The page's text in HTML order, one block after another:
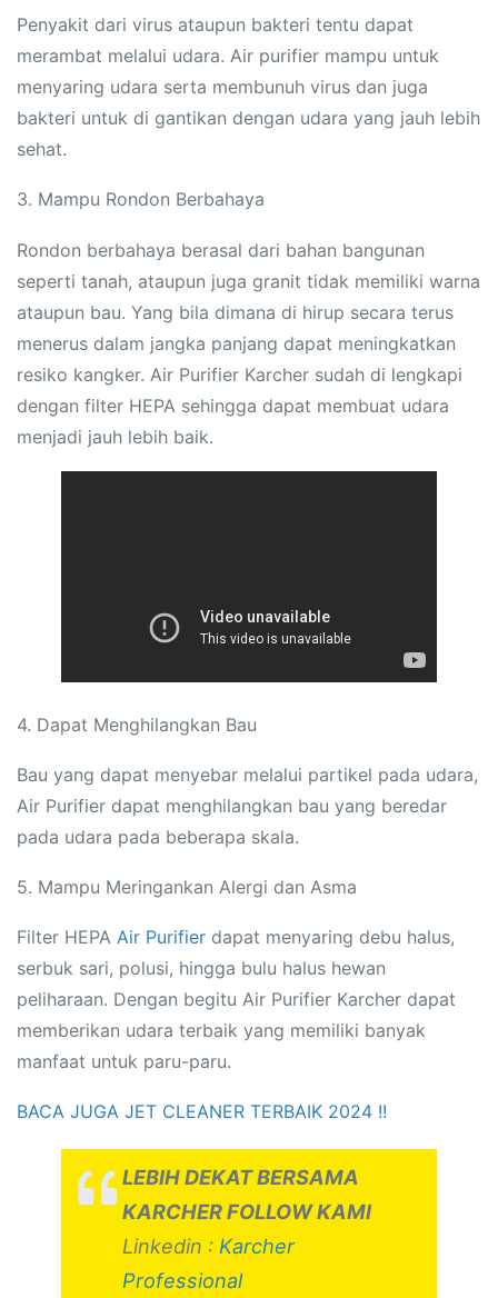
Penyakit dari virus ataupun bakteri tentu dapat
merambat melalui udara. Air purifier mampu untuk
menyaring udara serta membunuh virus dan juga
bakteri untuk di gantikan dengan udara yang jauh lebih
sehat.
3. Mampu Rondon Berbahaya
Rondon berbahaya berasal dari bahan bangunan
seperti tanah, ataupun juga granit tidak memiliki warna
ataupun bau. Yang bila dimana di hirup secara terus
menerus dalam jangka panjang dapat meningkatkan
resiko kangker. Air Purifier Karcher sudah di lengkapi
dengan filter HEPA sehingga dapat membuat udara
menjadi jauh lebih baik.
4. Dapat Menghilangkan Bau
Bau yang dapat menyebar melalui partikel pada udara,
Air Purifier dapat menghilangkan bau yang beredar
pada udara pada beberapa skala.
5. Mampu Meringankan Alergi dan Asma
Filter HEPA Air Purifier dapat menyaring debu halus,
serbuk sari, polusi, hingga bulu halus hewan
peliharaan. Dengan begitu Air Purifier Karcher dapat
memberikan udara terbaik yang memiliki banyak
manfaat untuk paru-paru.
BACA JUGA JET CLEANER TERBAIK 2024 !!
LEBIH DEKAT BERSAMA
KARCHER FOLLOW KAMI
Linkedin : Karcher
Professional